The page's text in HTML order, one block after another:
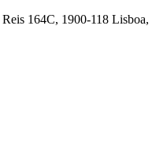
164C, 1900-118 Lisboa,